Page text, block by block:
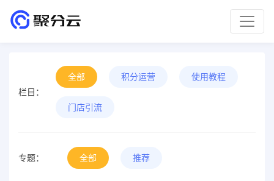
栏目：
全部 积分运营 使用教程
门店引流
专题： 全部 推荐